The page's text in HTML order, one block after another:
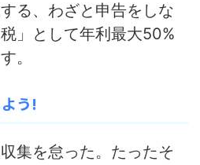
る、わざと申告をしな
税」として年利最大50%
。
う!
集を怠った。たったそ